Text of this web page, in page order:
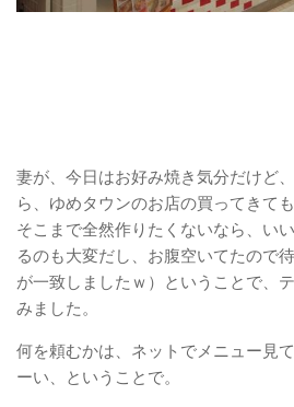
妻が、今日はお好み焼き気分だけど
ら、ゆめタウンのお店の買ってきて
そこまで全然作りたくないなら、い
るのも大変だし、お腹空いてたので
が一致しましたｗ）ということで、
みました。
何を頼むかは、ネットでメニュー見
ーい、ということで。